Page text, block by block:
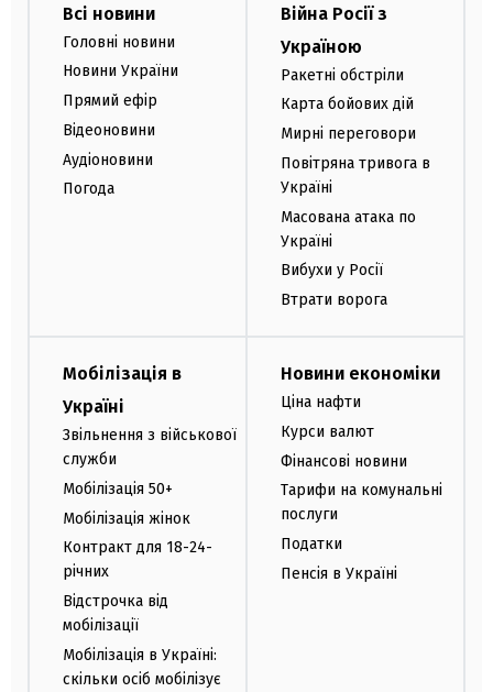
Всі новини
Головні новини
Новини України
Прямий ефір
Відеоновини
Аудіоновини
Погода
Війна Росії з
Україною
Ракетні обстріли
Карта бойових дій
Мирні переговори
Повітряна тривога в
Україні
Масована атака по
Україні
Вибухи у Росії
Втрати ворога
Мобілізація в
Україні
Звільнення з військової
служби
Мобілізація 50+
Мобілізація жінок
Контракт для 18-24-
річних
Відстрочка від
мобілізації
Мобілізація в Україні:
скільки осіб мобілізує
Новини економіки
Ціна нафти
Курси валют
Фінансові новини
Тарифи на комунальні
послуги
Податки
Пенсія в Україні